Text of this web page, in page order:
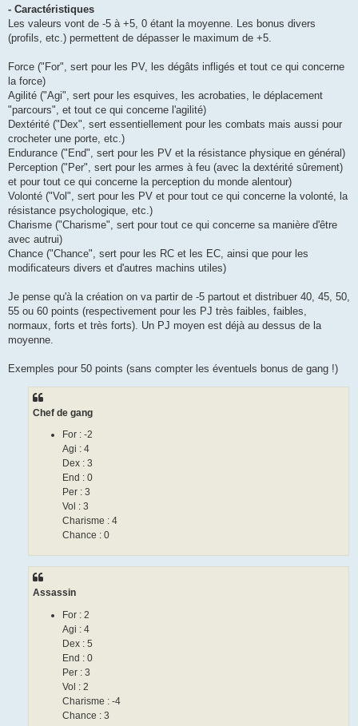
- Caractéristiques
Les valeurs vont de -5 à +5, 0 étant la moyenne. Les bonus divers
(profils, etc.) permettent de dépasser le maximum de +5.
Force ("For", sert pour les PV, les dégâts infligés et tout ce qui concerne
la force)
Agilité ("Agi", sert pour les esquives, les acrobaties, le déplacement
"parcours", et tout ce qui concerne l'agilité)
Dextérité ("Dex", sert essentiellement pour les combats mais aussi pour
crocheter une porte, etc.)
Endurance ("End", sert pour les PV et la résistance physique en général)
Perception ("Per", sert pour les armes à feu (avec la dextérité sûrement)
et pour tout ce qui concerne la perception du monde alentour)
Volonté ("Vol", sert pour les PV et pour tout ce qui concerne la volonté, la
résistance psychologique, etc.)
Charisme ("Charisme", sert pour tout ce qui concerne sa manière d'être
avec autrui)
Chance ("Chance", sert pour les RC et les EC, ainsi que pour les
modificateurs divers et d'autres machins utiles)
Je pense qu'à la création on va partir de -5 partout et distribuer 40, 45, 50,
55 ou 60 points (respectivement pour les PJ très faibles, faibles,
normaux, forts et très forts). Un PJ moyen est déjà au dessus de la
moyenne.
Exemples pour 50 points (sans compter les éventuels bonus de gang !)
Chef de gang
For : -2
Agi : 4
Dex : 3
End : 0
Per : 3
Vol : 3
Charisme : 4
Chance : 0
Assassin
For : 2
Agi : 4
Dex : 5
End : 0
Per : 3
Vol : 2
Charisme : -4
Chance : 3